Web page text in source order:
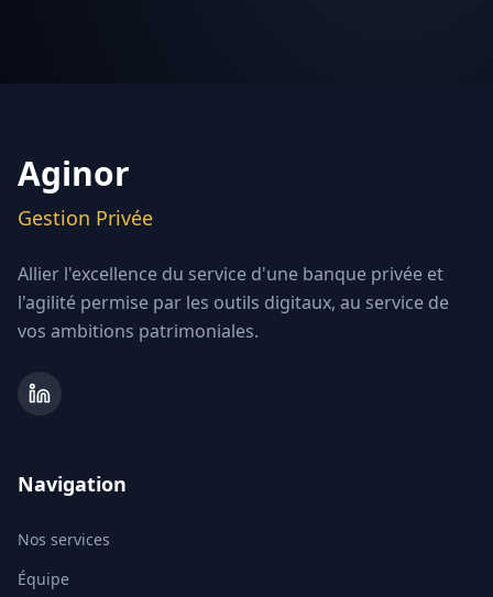
Aginor
Gestion Privée
Allier l'excellence du service d'une banque privée et
l'agilité permise par les outils digitaux, au service de
vos ambitions patrimoniales.
Navigation
Nos services
Équipe